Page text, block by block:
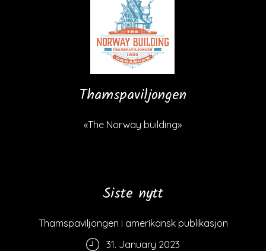
Thamspaviljongen
«The Norway building»
Siste nytt
Thamspaviljongen i amerikansk publikasjon
31. January 2023